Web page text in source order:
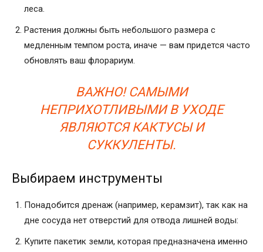
леса.
Растения должны быть небольшого размера с
медленным темпом роста, иначе — вам придется часто
обновлять ваш флорариум.
ВАЖНО! САМЫМИ
НЕПРИХОТЛИВЫМИ В УХОДЕ
ЯВЛЯЮТСЯ КАКТУСЫ И
СУККУЛЕНТЫ.
Выбираем инструменты
Понадобится дренаж (например, керамзит), так как на
дне сосуда нет отверстий для отвода лишней воды:
Купите пакетик земли, которая предназначена именно